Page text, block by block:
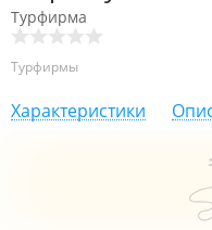
Турфирма
Турфирмы
Характеристики